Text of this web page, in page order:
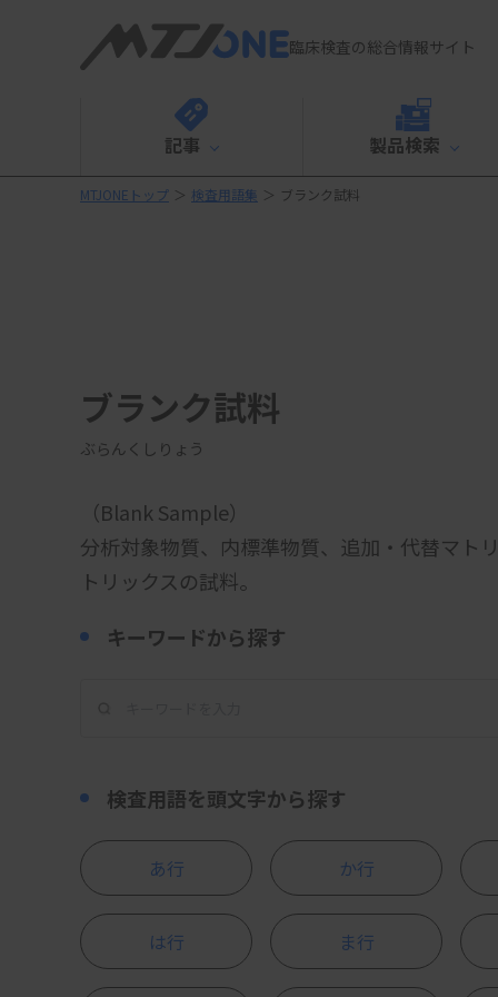
臨床検査の総合情報サイト
記事 製品検索
MTJONEトップ ＞ 検査用語集 ＞ ブランク試料
ブランク試料
ぶらんくしりょう
（Blank Sample）
分析対象物質、内標準物質、追加・代替マト
トリックスの試料。
キーワードから探す
検査用語を頭文字から探す
あ行 か行
は行 ま行